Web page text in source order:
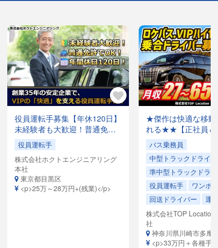
役員運転手募集【年休120日】
未経験者も大歓迎！普通免許
があれば応募OK✨月収28万円
以上も可能！創業35年の安定
企業で、「快適な空間」を提
供するお仕事です。
役員運転手
株式会社ホクトエンジニアリング
本社
東京都目黒区
<p>25万～28万円+(残業)</p>
★傑作は快適な移動
れる★★【正社員＆
でドライバー大量
容は全国各地を回
ドライバーや、VIP
ヤードライバーな
員寮完備！引越祝
給（規定有）あり
バス乗務員
中型トラックドライ
準中型トラックドラ
役員運転手
ワンボ
回送ドライバー
運
株式会社TOP Location
社
神奈川県川崎市多摩
<p>33万円＋各種手